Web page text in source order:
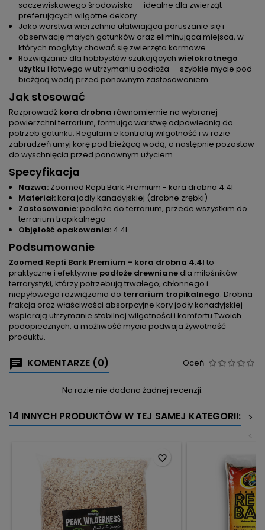
soczewiskowego środowiska — idealne dla zwierząt
preferujących wilgotne dekory.
Jako warstwa wierzchnia ułatwiająca poruszanie się i
obserwację małych gatunków oraz eliminująca miejsca, w
których mogłyby chować się zwierzęta karmowe.
Rozwiązanie dla hobbystów szukających wielokrotnego
użytku i łatwego w utrzymaniu podłoża — szybkie mycie pod
bieżącą wodą przed ponownym zastosowaniem.
Jak stosować
Rozprowadź kora drobna równomiernie na wybranej
powierzchni terrarium, formując warstwę odpowiednią do
potrzeb gatunku. Regularnie kontroluj wilgotność i w razie
zabrudzeń umyj korę pod bieżącą wodą, a następnie pozostaw
do wyschnięcia przed ponownym użyciem.
Specyfikacja
Nazwa: Zoomed Repti Bark Premium - kora drobna 4.4l
Materiał:kora jodły kanadyjskiej (drobne zrębki)
Zastosowanie:podłoże do terrarium, przede wszystkim do
terrarium tropikalnego
Objętość opakowania: 4.4l
Podsumowanie
Zoomed Repti Bark Premium - kora drobna 4.4l to
praktyczne i efektywne podłoże drewniane dla miłośników
terrarystyki, którzy potrzebują trwałego, chłonnego i
niepyłowego rozwiązania do terrarium tropikalnego. Drobna
frakcja oraz właściwości absorpcyjne kory jodły kanadyjskiej
wspierają utrzymanie stabilnej wilgotności i komfortu Twoich
podopiecznych, a możliwość mycia podwaja żywotność
produktu.
KOMENTARZE (0) Oceń
Na razie nie dodano żadnej recenzji.
14 INNYCH PRODUKTÓW W TEJ SAMEJ KATEGORII:
>
<
favorite_border